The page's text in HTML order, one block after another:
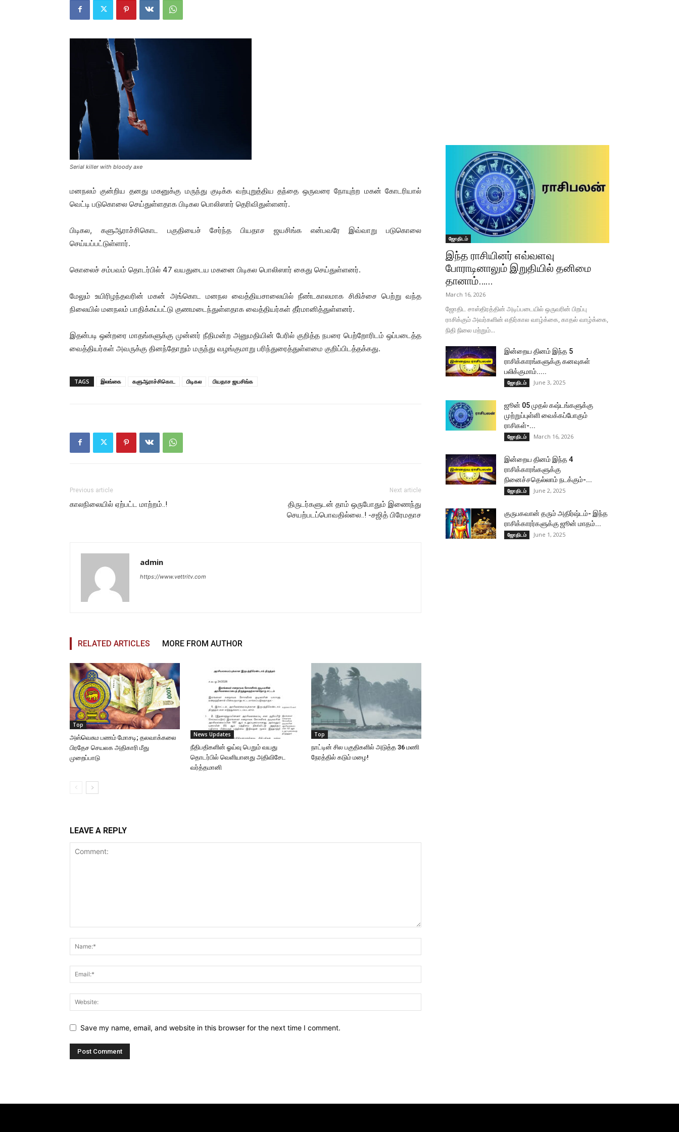
Serial killer with bloody axe
மனநலம் குன்றிய தனது மகனுக்கு மருந்து குடிக்க வற்புறுத்திய தந்தை ஒருவரை நோயுற்ற மகன் கோடரியால்
வெட்டி படுகொலை செய்துள்ளதாக பிடிகல பொலிஸார் தெரிவிதுள்ளனர்.
பிடிகல, களுஆராச்சிகொட பகுதியைச் சேர்ந்த பியதாச ஜயசிங்க என்பவரே இவ்வாறு படுகொலை
செய்யப்பட்டுள்ளார்.
கொலைச் சம்பவம் தொடர்பில் 47 வயதுடைய மகனை பிடிகல பொலிஸார் கைது செய்துள்ளனர்.
மேலும் உயிரிழந்தவரின் மகன் அங்கொட மனநல வைத்தியசாலையில் நீண்டகாலமாக சிகிச்சை பெற்று வந்த
நிலையில் மனநலம் பாதிக்கப்பட்டு குணமடைந்துள்ளதாக வைத்தியர்கள் தீர்மானித்துள்ளனர்.
இதன்படி ஒன்றரை மாதங்களுக்கு முன்னர் நீதிமன்ற அனுமதியின் பேரில் குறித்த நபரை பெற்றோரிடம் ஒப்படைத்த
வைத்தியர்கள் அவருக்கு தினந்தோறும் மருந்து வழங்குமாறு பரிந்துரைத்துள்ளமை குறிப்பிடத்தக்கது.
TAGS இலங்கை களுஆராச்சிகொட பிடிகல பியதாச ஜயசிங்க
Previous article
காலநிலையில் ஏற்பட்ட மாற்றம்..!
Next article
திருடர்களுடன் தாம் ஒருபோதும் இணைந்து
செயற்படப்பொவதில்லை..! -சஜித் பிரேமதாச
admin
https://www.vettritv.com
RELATED ARTICLES MORE FROM AUTHOR
Top
அஸ்வெசும பணம் மோசடி; தலவாக்கலை
பிரதேச செயலக அதிகாரி மீது
முறைப்பாடு
News Updates
நீதிபதிகளின் ஓய்வு பெறும் வயது
தொடர்பில் வெளியானது அதிவிசேட
வர்த்தமானி
Top
நாட்டின் சில பகுதிகளில் அடுத்த 36 மணி
நேரத்தில் கடும் மழை!
LEAVE A REPLY
Save my name, email, and website in this browser for the next time I comment.
ஜோதிடம்
இந்த ராசியினர் எவ்வளவு
போராடினாலும் இறுதியில் தனிமை
தானாம்…...
March 16, 2026
ஜோதிட சாஸ்திரத்தின் அடிப்படையில் ஒருவரின் பிறப்பு
ராசிக்கும் அவர்களின் எதிர்கால வாழ்க்கை, காதல் வாழ்க்கை,
நிதி நிலை மற்றும்...
இன்றைய தினம் இந்த 5
ராசிக்காரங்களுக்கு கனவுகள்
பலிக்குமாம்.....
ஜோதிடம் June 3, 2025
ஜூன் 05 முதல் கஷ்டங்களுக்கு
முற்றுப்புள்ளி வைக்கப்போகும்
ராசிகள்-...
ஜோதிடம் March 16, 2026
இன்றைய தினம் இந்த 4
ராசிக்காரங்களுக்கு
நினைச்சதெல்லாம் நடக்கும்-...
ஜோதிடம் June 2, 2025
குருபகவான் தரும் அதிர்ஷ்டம்- இந்த
ராசிக்காரர்களுக்கு ஜூன் மாதம்...
ஜோதிடம் June 1, 2025